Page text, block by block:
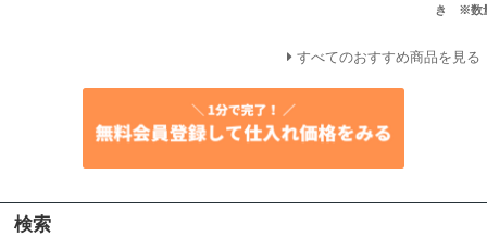
き ※数
すべてのおすすめ商品を見る
検索